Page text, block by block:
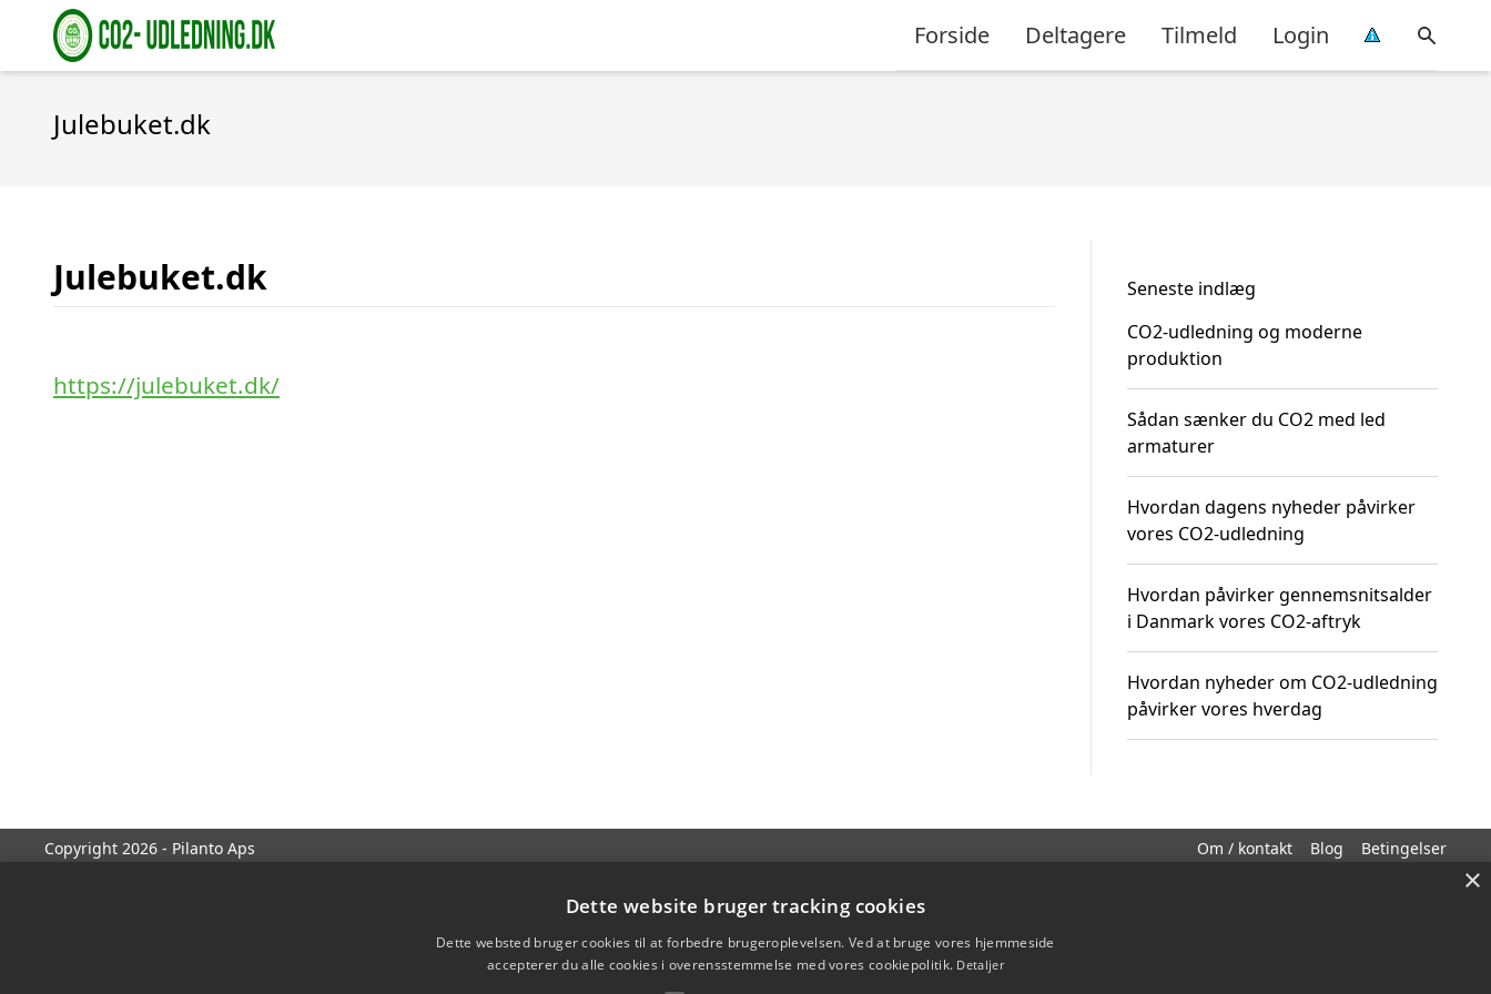
Forside Deltagere Tilmeld Login
Julebuket.dk
Julebuket.dk
https://julebuket.dk/
Seneste indlæg
CO2-udledning og moderne
produktion
Sådan sænker du CO2 med led
armaturer
Hvordan dagens nyheder påvirker
vores CO2-udledning
Hvordan påvirker gennemsnitsalder
i Danmark vores CO2-aftryk
Hvordan nyheder om CO2-udledning
påvirker vores hverdag
Copyright 2026 - Pilanto Aps Om / kontakt Blog Betingelser
×
Dette website bruger tracking cookies
Dette websted bruger cookies til at forbedre brugeroplevelsen. Ved at bruge vores hjemmeside
accepterer du alle cookies i overensstemmelse med vores cookiepolitik. Detaljer